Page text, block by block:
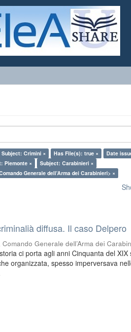
Subject: Crimini × Has File(s): true ×
Date
Piemonte ×
Subject: Carabinieri ×
Generale dell’Arma dei Carabinieri> ×
diffusa. Il caso Delpero
Generale dell’Arma dei
ci porta agli anni Cinquanta del XIX
organizzata, spesso imperversava